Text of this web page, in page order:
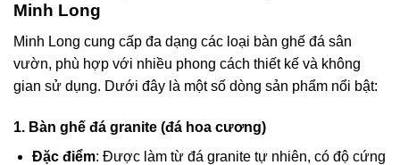
Minh Long
Minh Long cung cấp đa dạng các loại bàn ghế đá sân
vườn, phù hợp với nhiều phong cách thiết kế và không
gian sử dụng. Dưới đây là một số dòng sản phẩm nổi bật:
1. Bàn ghế đá granite (đá hoa cương)
Đặc điểm: Được làm từ đá granite tự nhiên, có độ cứng